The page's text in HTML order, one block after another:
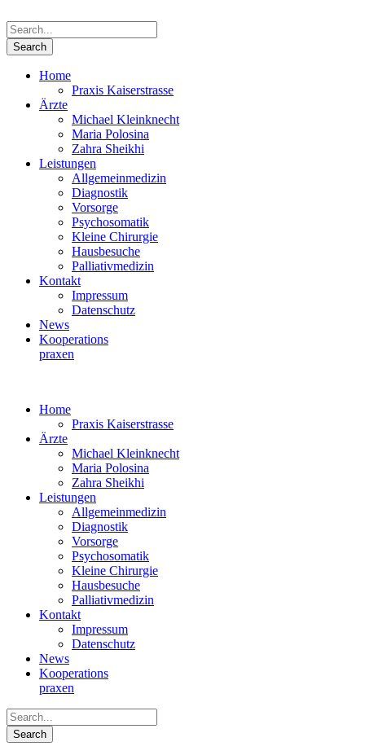
Home
Praxis Kaiserstrasse
Ärzte
Michael Kleinknecht
Maria Polosina
Zahra Sheikhi
Leistungen
Allgemeinmedizin
Diagnostik
Vorsorge
Psychosomatik
Kleine Chirurgie
Hausbesuche
Palliativmedizin
Kontakt
Impressum
Datenschutz
News
Kooperations­
praxen
Home
Praxis Kaiserstrasse
Ärzte
Michael Kleinknecht
Maria Polosina
Zahra Sheikhi
Leistungen
Allgemeinmedizin
Diagnostik
Vorsorge
Psychosomatik
Kleine Chirurgie
Hausbesuche
Palliativmedizin
Kontakt
Impressum
Datenschutz
News
Kooperations­
praxen